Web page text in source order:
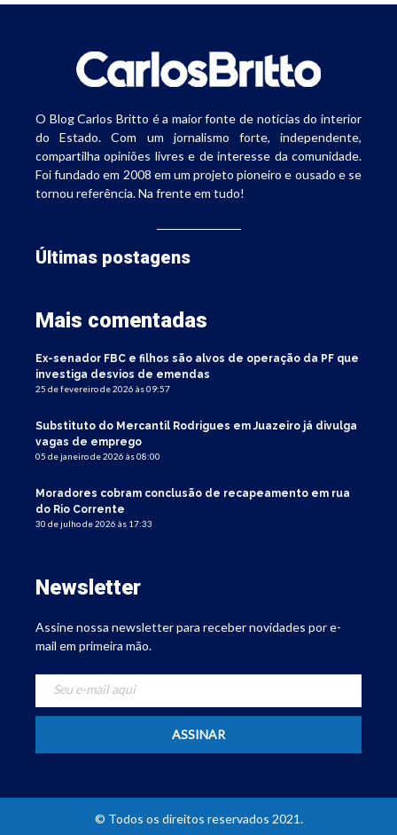
O Blog Carlos Britto é a maior fonte de notícias do interior
do Estado. Com um jornalismo forte, independente,
compartilha opiniões livres e de interesse da comunidade.
Foi fundado em 2008 em um projeto pioneiro e ousado e se
tornou referência. Na frente em tudo!
Últimas postagens
Mais comentadas
Ex-senador FBC e filhos são alvos de operação da PF que
investiga desvios de emendas
25 de fevereiro de 2026 às 09:57
Substituto do Mercantil Rodrigues em Juazeiro já divulga
vagas de emprego
05 de janeiro de 2026 às 08:00
Moradores cobram conclusão de recapeamento em rua
do Rio Corrente
30 de julho de 2026 às 17:33
Newsletter
Assine nossa newsletter para receber novidades por e-
mail em primeira mão.
© Todos os direitos reservados 2021.